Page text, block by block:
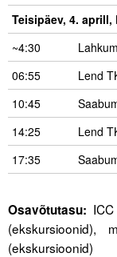
Teisipäev, 4.
~4:30
06:55
Lend
10:45
14:25
Lend
17:35
Osavõtutasu:
(ekskursioonid),
(ekskursioonid)